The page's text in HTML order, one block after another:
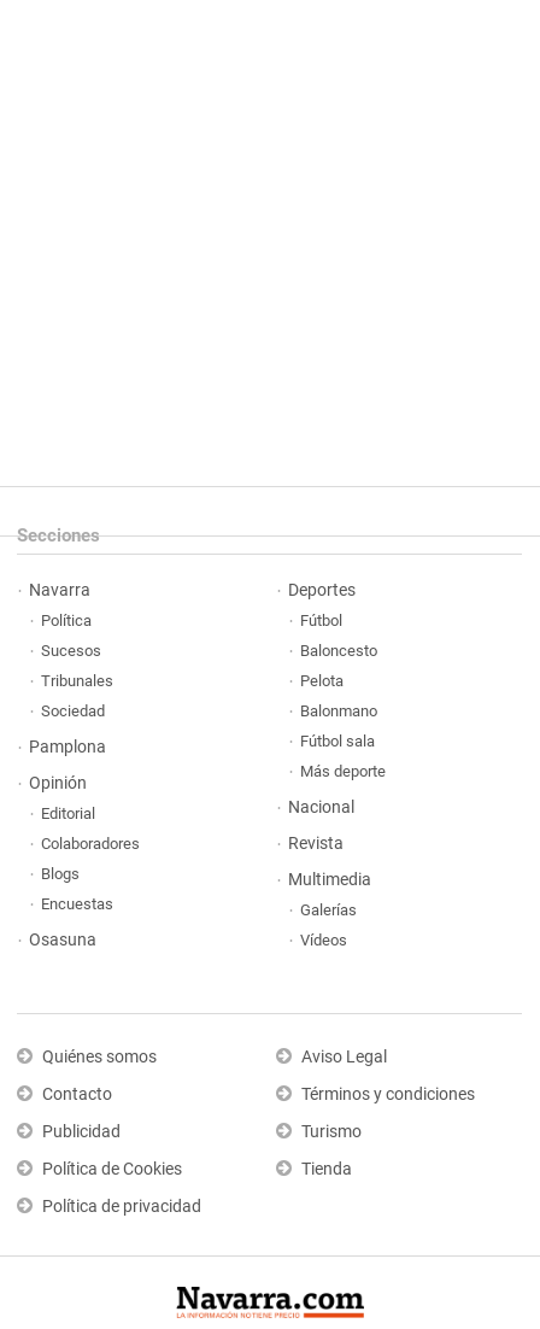
Secciones
Navarra
Política
Sucesos
Tribunales
Sociedad
Pamplona
Opinión
Editorial
Colaboradores
Blogs
Encuestas
Osasuna
Deportes
Fútbol
Baloncesto
Pelota
Balonmano
Fútbol sala
Más deporte
Nacional
Revista
Multimedia
Galerías
Vídeos
Quiénes somos
Contacto
Publicidad
Política de Cookies
Política de privacidad
Aviso Legal
Términos y condiciones
Turismo
Tienda